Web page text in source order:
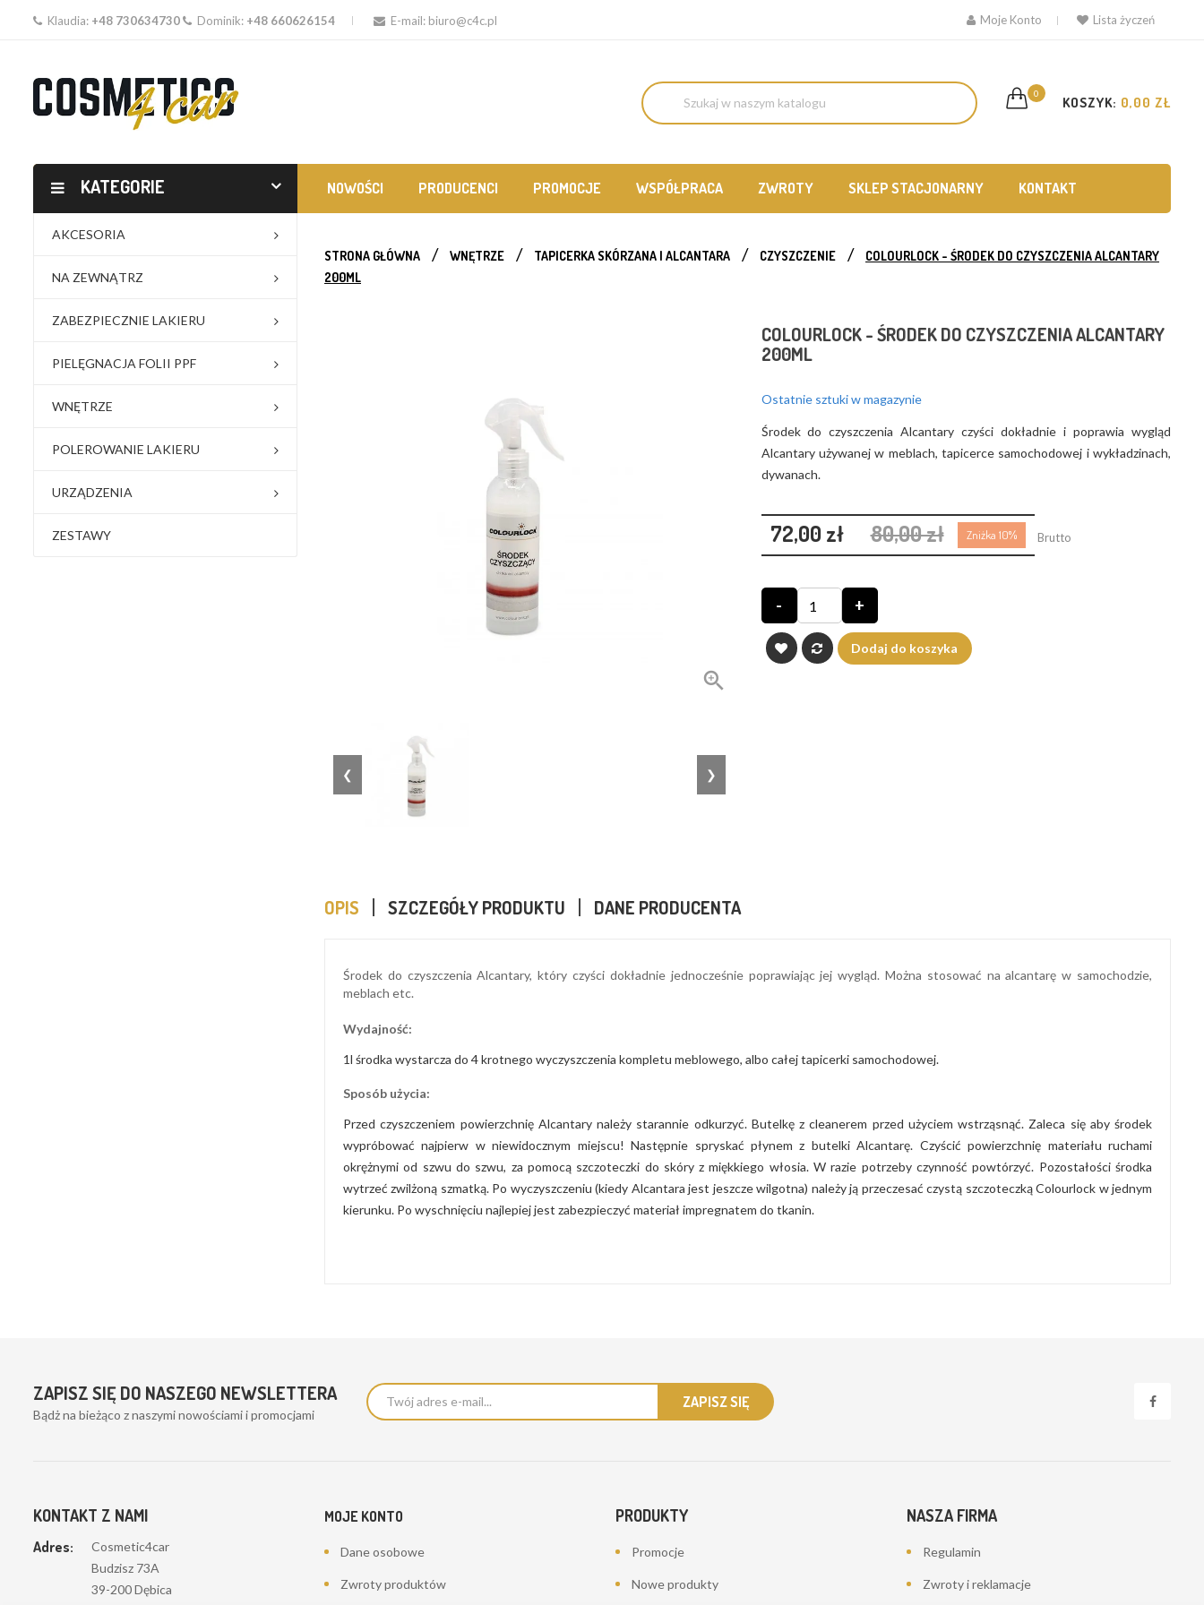
Klaudia: +48 730634730 Dominik: +48 660626154 E-mail: biuro@c4c.pl Moje Konto Lista życzeń
0
KOSZYK: 0,00 ZŁ
KATEGORIE NOWOŚCI PRODUCENCI PROMOCJE WSPÓŁPRACA ZWROTY SKLEP STACJONARNY KONTAKT
AKCESORIA
NA ZEWNĄTRZ
ZABEZPIECZNIE LAKIERU
PIELĘGNACJA FOLII PPF
WNĘTRZE
POLEROWANIE LAKIERU
URZĄDZENIA
ZESTAWY
STRONA GŁÓWNA WNĘTRZE TAPICERKA SKÓRZANA I ALCANTARA CZYSZCZENIE
COLOURLOCK - ŚRODEK DO CZYSZCZENIA ALCANTARY
200ML

❮ ❯
COLOURLOCK - ŚRODEK DO CZYSZCZENIA ALCANTARY
200ML
Ostatnie sztuki w magazynie
Środek do czyszczenia Alcantary czyści dokładnie i poprawia wygląd
Alcantary używanej w meblach, tapicerce samochodowej i wykładzinach,
dywanach.
72,00 zł 80,00 zł Zniżka 10% Brutto
- +
Dodaj do koszyka
OPIS SZCZEGÓŁY PRODUKTU DANE PRODUCENTA
Środek do czyszczenia Alcantary, który czyści dokładnie jednocześnie poprawiając jej wygląd. Można stosować na alcantarę w samochodzie,
meblach etc.
Wydajność:
1l środka wystarcza do 4 krotnego wyczyszczenia kompletu meblowego, albo całej tapicerki samochodowej.
Sposób użycia:
Przed czyszczeniem powierzchnię Alcantary należy starannie odkurzyć. Butelkę z cleanerem przed użyciem wstrząsnąć. Zaleca się aby środek
wypróbować najpierw w niewidocznym miejscu! Następnie spryskać płynem z butelki Alcantarę. Czyścić powierzchnię materiału ruchami
okrężnymi od szwu do szwu, za pomocą szczoteczki do skóry z miękkiego włosia. W razie potrzeby czynność powtórzyć. Pozostałości środka
wytrzeć zwilżoną szmatką. Po wyczyszczeniu (kiedy Alcantara jest jeszcze wilgotna) należy ją przeczesać czystą szczoteczką Colourlock w jednym
kierunku. Po wyschnięciu najlepiej jest zabezpieczyć materiał impregnatem do tkanin.
ZAPISZ SIĘ DO NASZEGO NEWSLETTERA
Bądż na bieżąco z naszymi nowościami i promocjami
KONTAKT Z NAMI
Adres:
Cosmetic4car
Budzisz 73A
39-200 Dębica
MOJE KONTO
Dane osobowe
Zwroty produktów
PRODUKTY
Promocje
Nowe produkty
NASZA FIRMA
Regulamin
Zwroty i reklamacje